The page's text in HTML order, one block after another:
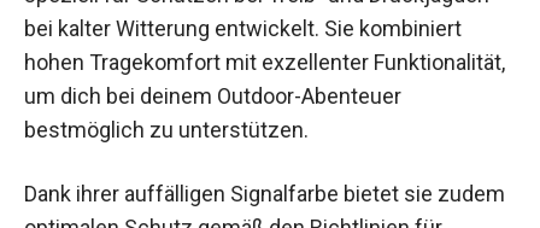
bei kalter Witterung entwickelt. Sie kombiniert
hohen Tragekomfort mit exzellenter
Funktionalität, um dich bei deinem Outdoor-
Abenteuer bestmöglich zu unterstützen.
zudem optimalen Schutz gemäß den Richtlinien